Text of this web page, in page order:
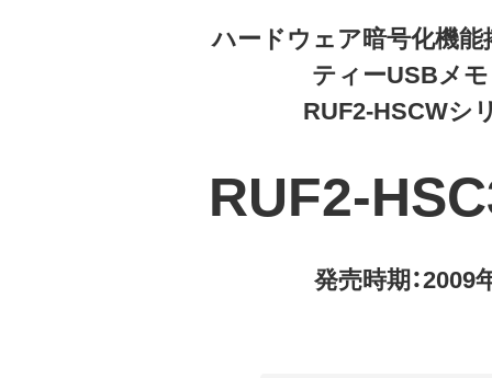
ハードウェア暗号化機
ティーUSBメ
RUF2-HSCWシ
RUF2-
発売時期：2009